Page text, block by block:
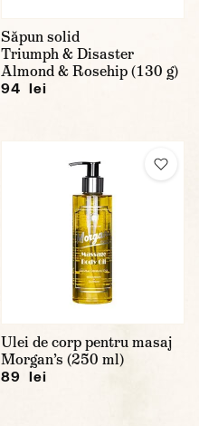
Săpun solid
Triumph & Disaster
Almond & Rosehip (130 g)
94 lei
Ulei de corp pentru masaj
Morgan’s (250 ml)
89 lei